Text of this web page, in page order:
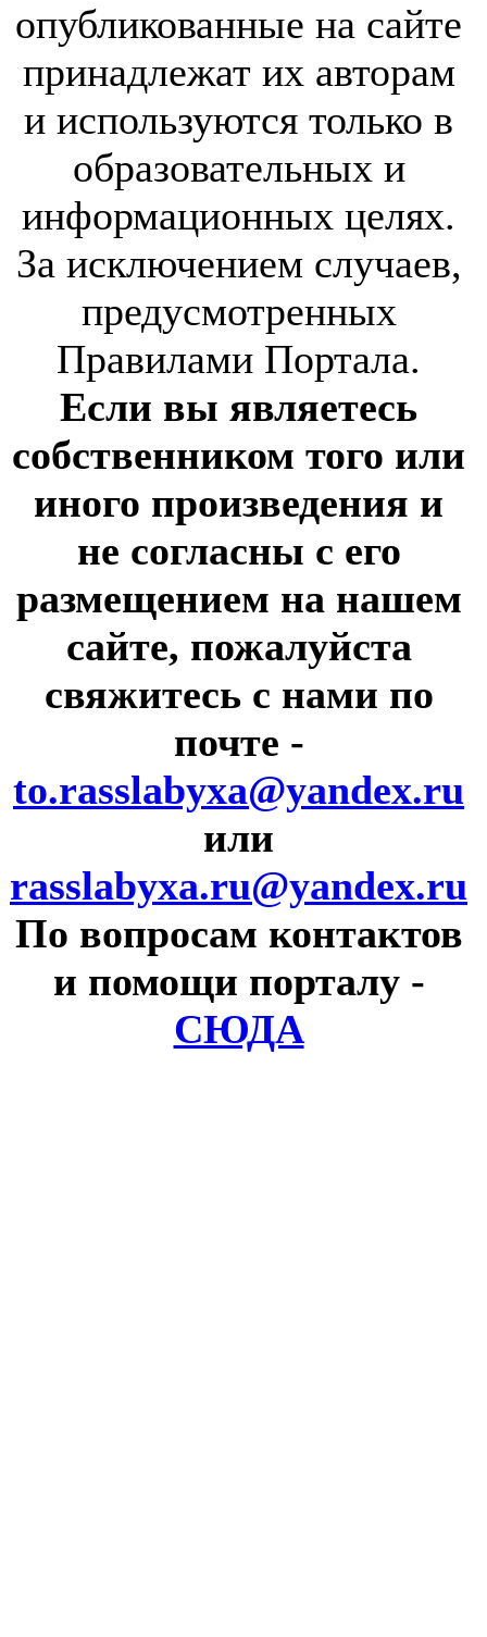
опубликованные на сайте
принадлежат их авторам
и используются только в
образовательных и
информационных целях.
За исключением случаев,
предусмотренных
Правилами Портала.
Если вы являетесь
собственником того или
иного произведения и
не согласны с его
размещением на нашем
сайте, пожалуйста
свяжитесь с нами по
почте -
to.rasslabyxa@yandex.ru
или
rasslabyxa.ru@yandex.ru
По вопросам контактов
и помощи порталу -
СЮДА